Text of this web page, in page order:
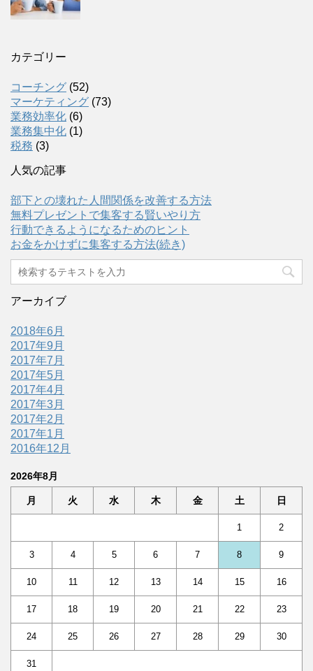
カテゴリー
コーチング (52)
マーケティング (73)
業務効率化 (6)
業務集中化 (1)
税務 (3)
人気の記事
部下との壊れた人間関係を改善する方法
無料プレゼントで集客する賢いやり方
行動できるようになるためのヒント
お金をかけずに集客する方法(続き)
アーカイブ
2018年6月
2017年9月
2017年7月
2017年5月
2017年4月
2017年3月
2017年2月
2017年1月
2016年12月
2026年8月
月 火 水 木 金 土 日
1 2
3 4 5 6 7 8 9
10 11 12 13 14 15 16
17 18 19 20 21 22 23
24 25 26 27 28 29 30
31